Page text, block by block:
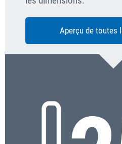
Aperçu de toutes